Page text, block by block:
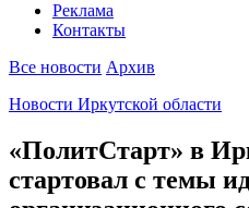
Реклама
Контакты
Все новости Архив
Новости Иркутской области
«ПолитСтарт» в
стартовал с темы